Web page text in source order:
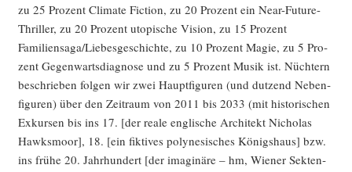
zu 25 Pro­zent Cli­ma­te Fic­tion, zu 20 Pro­zent ein Near-Future-
Thril­ler, zu 20 Pro­zent uto­pi­sche Visi­on, zu 15 Pro­zent
Familiensaga/Liebesgeschichte, zu 10 Pro­zent Magie, zu 5 Pro­
zent Gegen­warts­dia­gno­se und zu 5 Pro­zent Musik ist. Nüch­tern
beschrie­ben fol­gen wir zwei Haupt­fi­gu­ren (und dut­zend Neben­
fi­gu­ren) über den Zeit­raum von 2011 bis 2033 (mit his­to­ri­schen
Exkur­sen bis ins 17. [der rea­le eng­li­sche Archi­tekt Nicho­las
Hawks­moor], 18. [ein fik­ti­ves poly­ne­si­sches Königs­haus] bzw.
ins frü­he 20. Jahr­hun­dert [der ima­gi­nä­re – hm, Wie­ner Sek­ten­